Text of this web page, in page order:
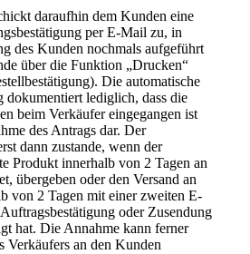
daraufhin dem Kunden eine
per E-Mail zu, in
des Kunden nochmals aufgeführt
über die Funktion „Drucken“
Die automatische
dokumentiert lediglich, dass die
beim Verkäufer eingegangen ist
des Antrags dar. Der
dann zustande, wenn der
Produkt innerhalb von 2 Tagen an
übergeben oder den Versand an
von 2 Tagen mit einer zweiten E-
oder Zusendung
hat. Die Annahme kann ferner
Verkäufers an den Kunden